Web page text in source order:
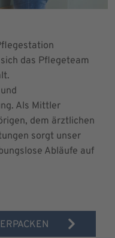
das Pflegeteam
Als Mittler
dem ärztlichen
sorgt unser
Abläufe auf